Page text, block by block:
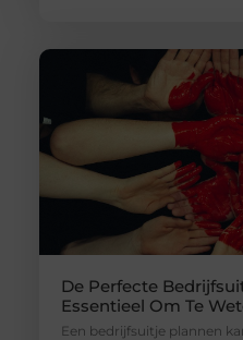
De Perfecte
Essentieel Om Te
Een bedrijfsuitje plannen